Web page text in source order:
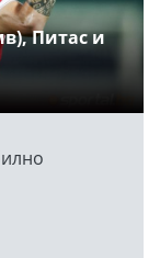
Питас и